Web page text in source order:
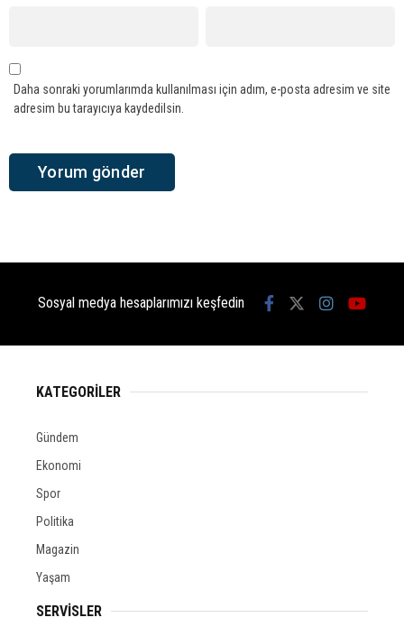
Daha sonraki yorumlarımda kullanılması için adım, e-posta adresim ve site
adresim bu tarayıcıya kaydedilsin.
Sosyal medya hesaplarımızı keşfedin
KATEGORİLER
Gündem
Ekonomi
Spor
Politika
Magazin
Yaşam
SERVİSLER